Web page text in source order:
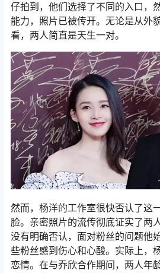
仔拍到，他们选择了不同的入口，
能力，照片已被传开。无论是从外
看，两人简直是天生一对。
然而，杨洋的工作室很快否认了这
脸。亲密照片的流传彻底证实了两
没有明确否认，面对粉丝的问题他
些粉丝感到伤心和心酸。实际上，
恋情。在与乔欣合作期间，两人年